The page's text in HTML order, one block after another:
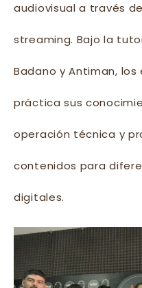
audiovisual a través
streaming. Bajo la
Badano y Antiman,
práctica sus
operación técnica y
contenidos para
digitales.